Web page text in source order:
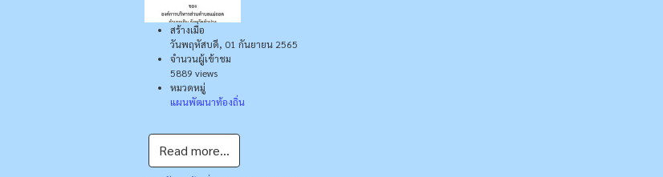
สร้างเมื่อ
วันพฤหัสบดี, 01 กันยายน 2565
จำนวนผู้เข้าชม
5889 views
หมวดหมู่
แผนพัฒนาท้องถิ่น
Read more...